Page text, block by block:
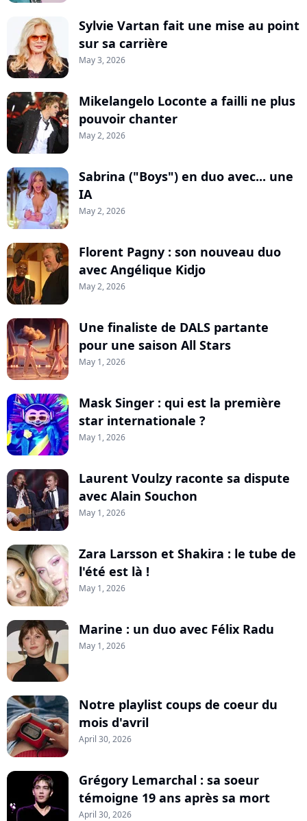
Sylvie Vartan fait une mise au point
sur sa carrière
May 3, 2026
Mikelangelo Loconte a failli ne plus
pouvoir chanter
May 2, 2026
Sabrina ("Boys") en duo avec... une
IA
May 2, 2026
Florent Pagny : son nouveau duo
avec Angélique Kidjo
May 2, 2026
Une finaliste de DALS partante
pour une saison All Stars
May 1, 2026
Mask Singer : qui est la première
star internationale ?
May 1, 2026
Laurent Voulzy raconte sa dispute
avec Alain Souchon
May 1, 2026
Zara Larsson et Shakira : le tube de
l'été est là !
May 1, 2026
Marine : un duo avec Félix Radu
May 1, 2026
Notre playlist coups de coeur du
mois d'avril
April 30, 2026
Grégory Lemarchal : sa soeur
témoigne 19 ans après sa mort
April 30, 2026